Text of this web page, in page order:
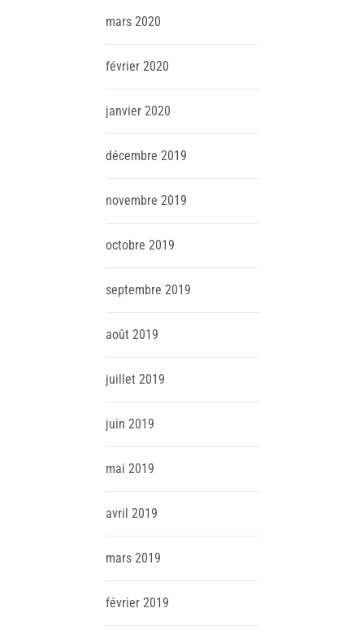
mars 2020
février 2020
janvier 2020
décembre 2019
novembre 2019
octobre 2019
septembre 2019
août 2019
juillet 2019
juin 2019
mai 2019
avril 2019
mars 2019
février 2019